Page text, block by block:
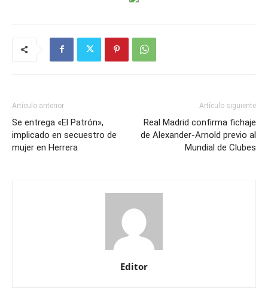
Artículo anterior
Se entrega «El Patrón»,
implicado en secuestro de
mujer en Herrera
Artículo siguiente
Real Madrid confirma fichaje
de Alexander-Arnold previo al
Mundial de Clubes
Editor